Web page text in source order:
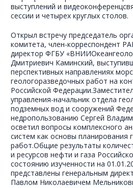
выступлений и
сессии и четырех круглых столов.
Открыл встречу председатель
комитета, член-корреспондент
директор ФГБУ
Дмитриевич Каминский,
перспективных направлениях
геологоразведочных работ на
Российской
управления-начальник отдела
подземных вод и сооружений
недропользованию Сергей
осветил вопросы комплексного
систем как основы планирования
работ.Общие результаты
и ресурсов нефти и газа
состоянию изученности на
представлены генеральным
Павлом Николаевичем